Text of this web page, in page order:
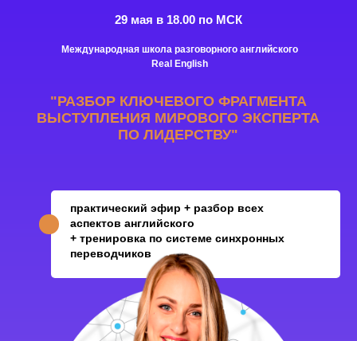
29 мая в 18.00 по МСК
"РАЗБОР КЛЮЧЕВОГО ФРАГМЕНТА
ВЫСТУПЛЕНИЯ МИРОВОГО ЭКСПЕРТА
ПО ЛИДЕРСТВУ"
практический эфир + разбор всех
аспектов английского
+ тренировка по системе синхронных
переводчиков
Международная школа разговорного английского
Real English